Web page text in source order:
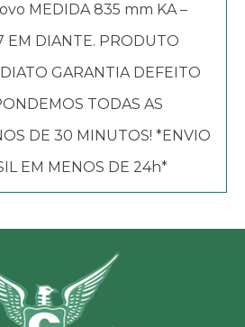
MEDIDA 835 mm KA –
EM DIANTE. PRODUTO
GARANTIA DEFEITO
TODAS AS
DE 30 MINUTOS! *ENVIO
EM MENOS DE 24h*